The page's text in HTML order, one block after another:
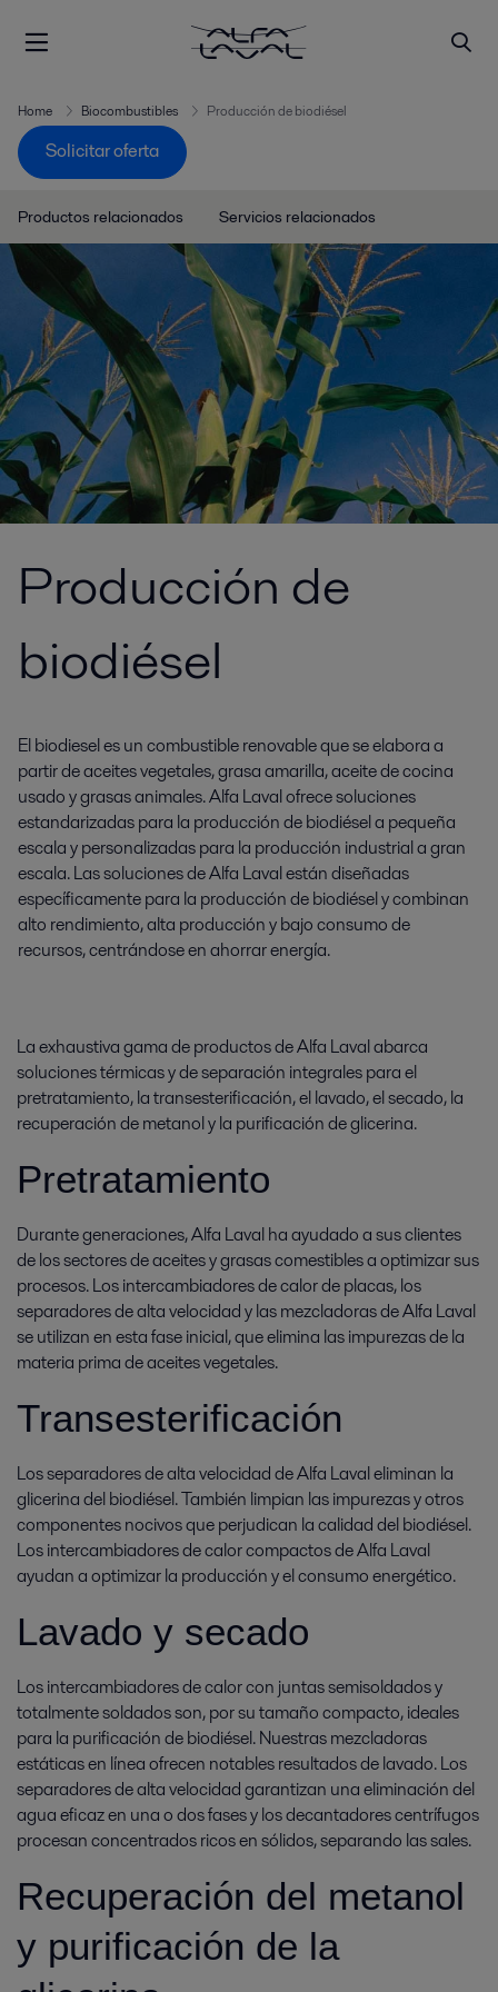
Home Biocombustibles Producción de biodiésel
Solicitar oferta
Productos relacionados Servicios relacionados
Producción de
biodiésel
El biodiesel es un combustible renovable que se elabora a
partir de aceites vegetales, grasa amarilla, aceite de cocina
usado y grasas animales. Alfa Laval ofrece soluciones
estandarizadas para la producción de biodiésel a pequeña
escala y personalizadas para la producción industrial a gran
escala. Las soluciones de Alfa Laval están diseñadas
específicamente para la producción de biodiésel y combinan
alto rendimiento, alta producción y bajo consumo de
recursos, centrándose en ahorrar energía.
La exhaustiva gama de productos de Alfa Laval abarca
soluciones térmicas y de separación integrales para el
pretratamiento, la transesterificación, el lavado, el secado, la
recuperación de metanol y la purificación de glicerina.
Pretratamiento
Durante generaciones, Alfa Laval ha ayudado a sus clientes
de los sectores de aceites y grasas comestibles a optimizar sus
procesos. Los intercambiadores de calor de placas, los
separadores de alta velocidad y las mezcladoras de Alfa Laval
se utilizan en esta fase inicial, que elimina las impurezas de la
materia prima de aceites vegetales.
Transesterificación
Los separadores de alta velocidad de Alfa Laval eliminan la
glicerina del biodiésel. También limpian las impurezas y otros
componentes nocivos que perjudican la calidad del biodiésel.
Los intercambiadores de calor compactos de Alfa Laval
ayudan a optimizar la producción y el consumo energético.
Lavado y secado
Los intercambiadores de calor con juntas semisoldados y
totalmente soldados son, por su tamaño compacto, ideales
para la purificación de biodiésel. Nuestras mezcladoras
estáticas en línea ofrecen notables resultados de lavado. Los
separadores de alta velocidad garantizan una eliminación del
agua eficaz en una o dos fases y los decantadores centrífugos
procesan concentrados ricos en sólidos, separando las sales.
Recuperación del metanol
y purificación de la